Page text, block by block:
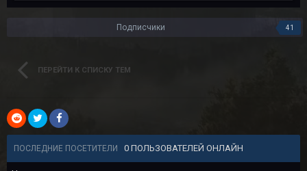
Подписчики 41
ПЕРЕЙТИ К СПИСКУ ТЕМ
ПОСЛЕДНИЕ ПОСЕТИТЕЛИ 0 ПОЛЬЗОВАТЕЛЕЙ ОНЛАЙН